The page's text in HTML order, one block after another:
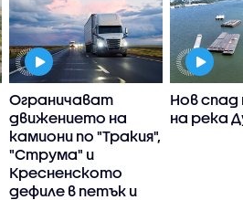
Ограничават
движението на
камиони по "Тракия",
"Струма" и
Кресненското
дефиле в петък и
Нов спад
на река